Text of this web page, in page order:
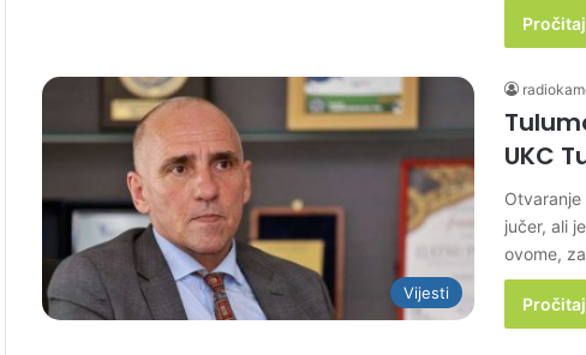
Vijesti
UKC
jučer, ali
ovome,